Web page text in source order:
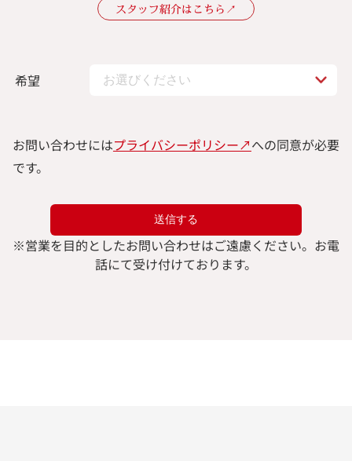
スタッフ紹介はこちら↗︎
希望
お問い合わせにはプライバシーポリシー↗︎への同意が必要
です。
※営業を目的としたお問い合わせはご遠慮ください。 お電
話にて受け付けております。